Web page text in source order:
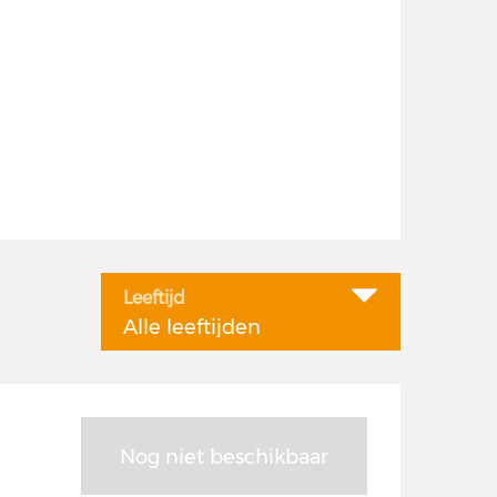
Leeftijd
Alle leeftijden
Nog niet beschikbaar